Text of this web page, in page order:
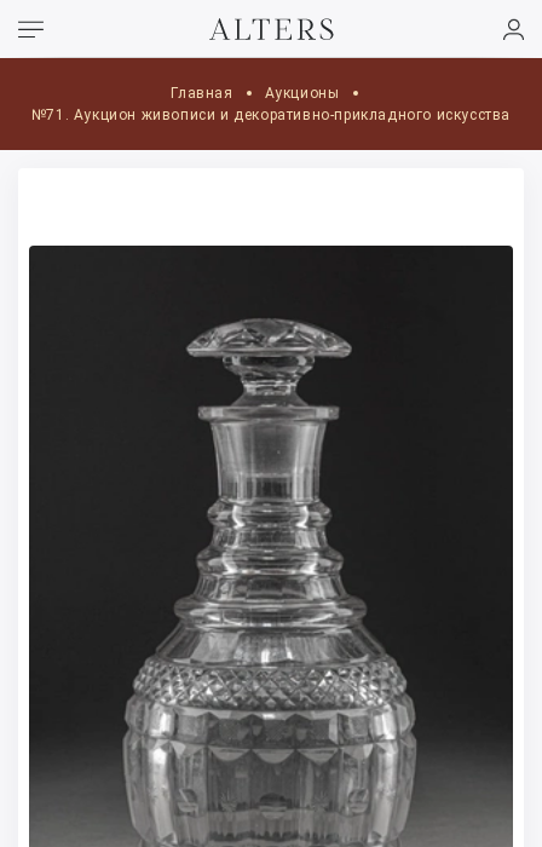
Главная
Аукционы
№71. Аукцион живописи и декоративно-прикладного искусства